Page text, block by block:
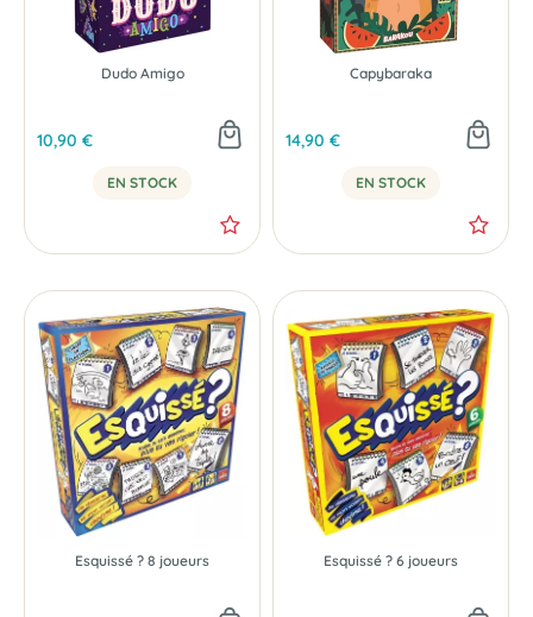
Dudo Amigo
10,90 €
EN STOCK
Capybaraka
14,90 €
EN STOCK
Esquissé ? 8 joueurs Esquissé ? 6 joueurs